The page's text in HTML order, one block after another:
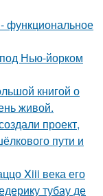
функциональное
Нью-йорком
книгой о
живой.
проект,
пути и
Xiii века его
тубау де